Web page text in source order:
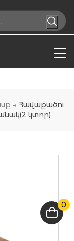
0
→ Հավաքածու
կտոր)